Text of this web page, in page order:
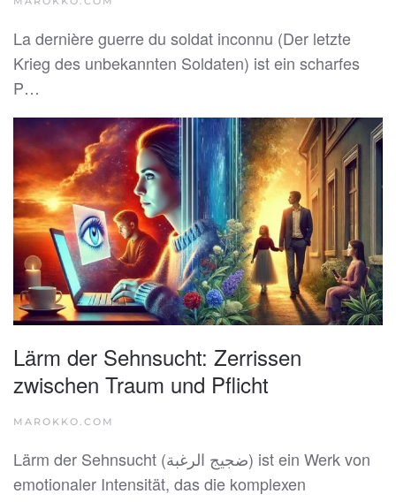
La dernière guerre du soldat inconnu (Der letzte
Krieg des unbekannten Soldaten) ist ein scharfes
P…
Lärm der Sehnsucht: Zerrissen
zwischen Traum und Pflicht
MAROKKO.COM
Lärm der Sehnsucht (ضجيج الرغبة) ist ein Werk von
emotionaler Intensität, das die komplexen